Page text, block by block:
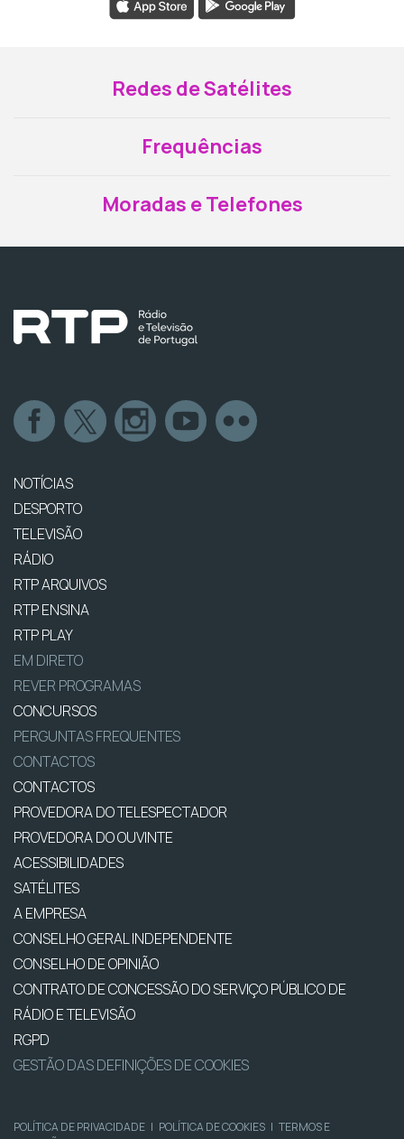
Redes de Satélites
Frequências
Moradas e Telefones
NOTÍCIAS
DESPORTO
TELEVISÃO
RÁDIO
RTP ARQUIVOS
RTP ENSINA
RTP PLAY
EM DIRETO
REVER PROGRAMAS
CONCURSOS
PERGUNTAS FREQUENTES
CONTACTOS
CONTACTOS
PROVEDORA DO TELESPECTADOR
PROVEDORA DO OUVINTE
ACESSIBILIDADES
SATÉLITES
A EMPRESA
CONSELHO GERAL INDEPENDENTE
CONSELHO DE OPINIÃO
CONTRATO DE CONCESSÃO DO SERVIÇO PÚBLICO DE
RÁDIO E TELEVISÃO
RGPD
GESTÃO DAS DEFINIÇÕES DE COOKIES
POLÍTICA DE PRIVACIDADE | POLÍTICA DE COOKIES | TERMOS E